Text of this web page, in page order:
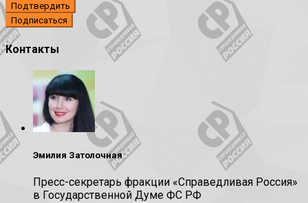
Подтвердить
Контакты
Эмилия Затолочная
Пресс-секретарь фракции «Справедливая Россия»
в Государственной Думе ФС РФ